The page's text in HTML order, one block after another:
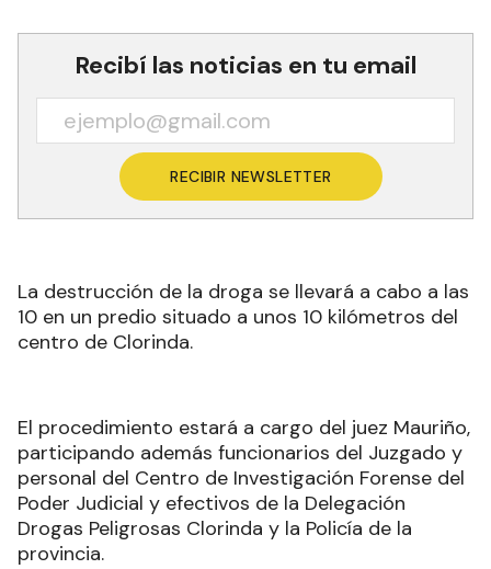
Recibí las noticias en tu email
RECIBIR NEWSLETTER
La destrucción de la droga se llevará a cabo a las
10 en un predio situado a unos 10 kilómetros del
centro de Clorinda.
El procedimiento estará a cargo del juez Mauriño,
participando además funcionarios del Juzgado y
personal del Centro de Investigación Forense del
Poder Judicial y efectivos de la Delegación
Drogas Peligrosas Clorinda y la Policía de la
provincia.